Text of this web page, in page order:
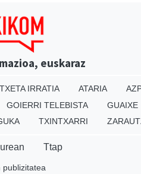
euskaraz
IRRATIA ATARIA
GOIERRI TELEBISTA GUAIXE
TXINTXARRI
Ttap
publizitatea